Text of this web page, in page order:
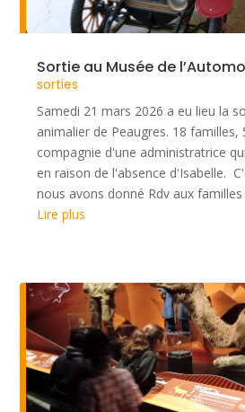
Sortie au Musée de
sorties
Samedi 21 mars 2026 a eu lieu la
animalier de Peaugres. 18 familles,
compagnie d'une administratrice
en raison de l'absence d'Isabelle.
nous avons donné Rdv aux familles
Lire plus